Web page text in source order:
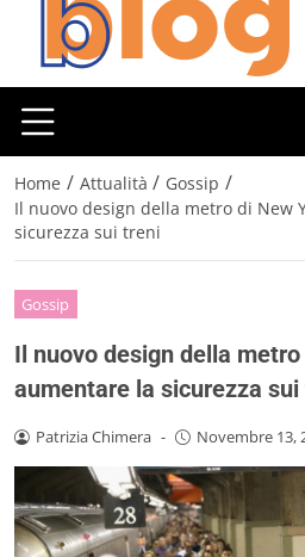
Home / Attualità / Gossip /
Il nuovo design della metro di New
sicurezza sui treni
Gossip
Il nuovo design della
aumentare la sicurezza
Patrizia Chimera - Novembre 13,